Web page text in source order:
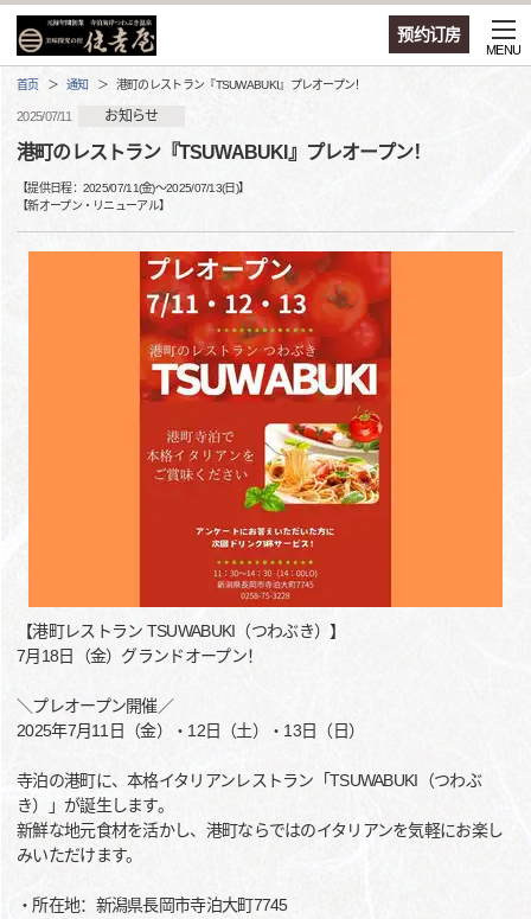
预约订房
MENU
首页 通知 港町のレストラン『TSUWABUKI』プレオープン！
2025/07/11 お知らせ
港町のレストラン『TSUWABUKI』プレオープン！
【提供日程： 2025/07/11(金)〜2025/07/13(日)】
【新オープン・リニューアル】
【港町レストラン TSUWABUKI（つわぶき）】
7月18日（金）グランドオープン！
＼プレオープン開催／
2025年7月11日（金）・12日（土）・13日（日）
寺泊の港町に、本格イタリアンレストラン「TSUWABUKI（つわぶ
き）」が誕生します。
新鮮な地元食材を活かし、港町ならではのイタリアンを気軽にお楽し
みいただけます。
・所在地：新潟県長岡市寺泊大町7745